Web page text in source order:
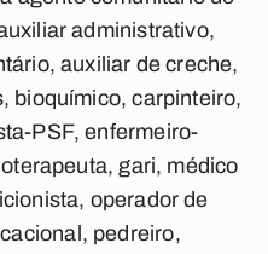
administrativo,
auxiliar de creche,
bioquímico, carpinteiro,
PSF, enfermeiro-
gari, médico
operador de
pedreiro,